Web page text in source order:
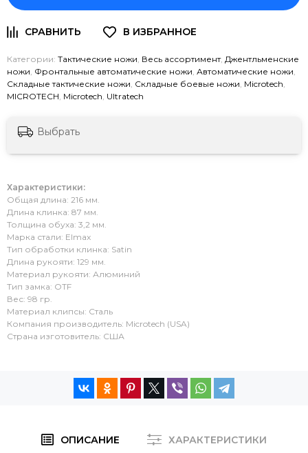
Категории: Тактические ножи, Весь ассортимент, Джентльменские
ножи, Фронтальные автоматические ножи, Автоматические ножи,
Складные тактические ножи, Складные боевые ножи, Microtech,
MICROTECH, Microtech, Ultratech
Выбрать
Характеристики:
Общая длина: 216 мм.
Длина клинка: 87 мм.
Толщина обуха: 3,2 мм.
Марка стали: Elmax
Тип обработки клинка: Satin
Длина рукояти: 129 мм.
Материал рукояти: Алюминий
Тип замка: OTF
Вес: 98 гр.
Материал клипсы: Сталь
Компания производитель: Microtech (USA)
Страна изготовитель: США
ОПИСАНИЕ ХАРАКТЕРИСТИКИ